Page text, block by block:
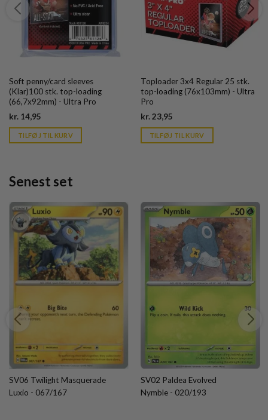
Soft penny/card sleeves
(Klar)100 stk. top-loading
(66,7x92mm) - Ultra Pro
kr. 14,95
is:
kr. 39,95.
TILFØJ TIL KURV
Toploader 3x4 Regular 25 stk.
top-loading (76x103mm) - Ultra
Pro
kr.23,95Current
is:
kr. 39,95.
TILFØJ TIL KURV
Senest set
SV06 Twilight Masquerade
Luxio - 067/167
SV02 Paldea Evolved
Nymble - 020/193